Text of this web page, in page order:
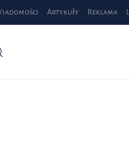
Artykuły Reklama